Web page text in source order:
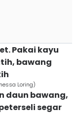
Pakai kayu
bawang
Loring)
daun bawang,
segar